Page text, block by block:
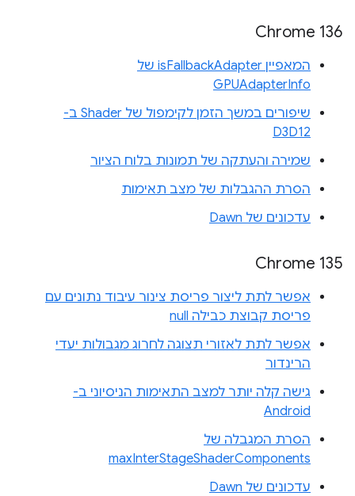
Chrome 136
המאפיין isFallbackAdapter של
GPUAdapterInfo
שיפורים במשך הזמן לקימפול של Shader ב-
D3D12
שמירה והעתקה של תמונות בלוח הציור
הסרת ההגבלות של מצב תאימות
עדכונים של Dawn
Chrome 135
אפשר לתת ליצור פריסת צינור עיבוד נתונים עם
פריסת קבוצת כבילה null
אפשר לתת לאזורי תצוגה לחרוג מגבולות יעדי
הרינדור
גישה קלה יותר למצב התאימות הניסיוני ב-
Android
הסרת המגבלה של
maxInterStageShaderComponents
עדכונים של Dawn